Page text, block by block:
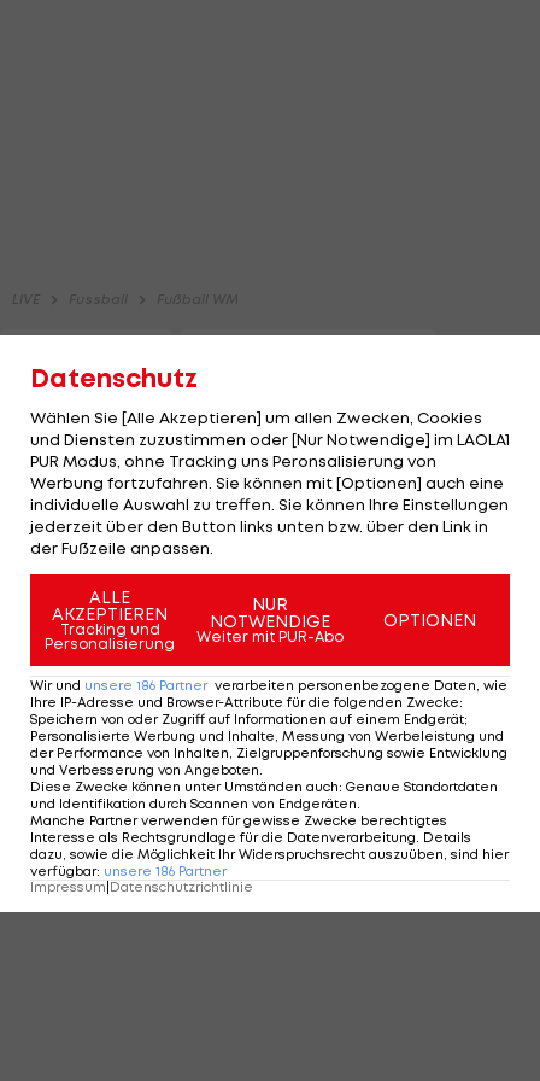
Datenschutz
Wählen Sie [Alle Akzeptieren] um allen Zwecken, Cookies
und Diensten zuzustimmen oder [Nur Notwendige] im LAOLA1
PUR Modus, ohne Tracking uns Peronsalisierung von
Werbung fortzufahren. Sie können mit [Optionen] auch eine
individuelle Auswahl zu treffen. Sie können Ihre Einstellungen
jederzeit über den Button links unten bzw. über den Link in
der Fußzeile anpassen.
ALLE
AKZEPTIEREN
Tracking und
Personalisierung
NUR
NOTWENDIGE
Weiter mit PUR-Abo
OPTIONEN
Wir und unsere 186 Partner verarbeiten personenbezogene Daten, wie
Ihre IP-Adresse und Browser-Attribute für die folgenden Zwecke:
Speichern von oder Zugriff auf Informationen auf einem Endgerät;
Personalisierte Werbung und Inhalte, Messung von Werbeleistung und
der Performance von Inhalten, Zielgruppenforschung sowie Entwicklung
und Verbesserung von Angeboten.
Diese Zwecke können unter Umständen auch: Genaue Standortdaten
und Identifikation durch Scannen von Endgeräten.
Manche Partner verwenden für gewisse Zwecke berechtigtes
Interesse als Rechtsgrundlage für die Datenverarbeitung. Details
dazu, sowie die Möglichkeit Ihr Widerspruchsrecht auszuüben, sind hier
verfügbar: unsere 186 Partner
Impressum Datenschutzrichtlinie